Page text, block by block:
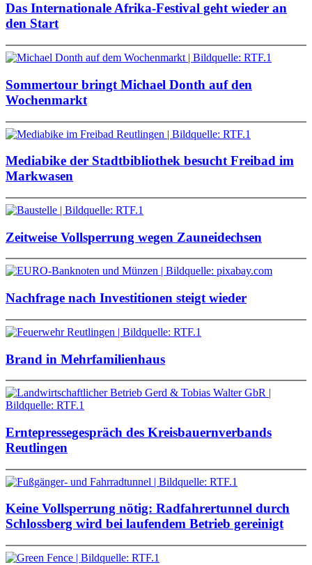
Das Internationale Afrika-Festival geht wieder an
den Start
Sommertour bringt Michael Donth auf den
Wochenmarkt
Mediabike der Stadtbibliothek besucht Freibad im
Markwasen
Zeitweise Vollsperrung wegen Zauneidechsen
Nachfrage nach Investitionen steigt wieder
Brand in Mehrfamilienhaus
Erntepressegespräch des Kreisbauernverbands
Reutlingen
Keine Vollsperrung nötig: Radfahrertunnel durch
Schlossberg wird bei laufendem Betrieb gereinigt